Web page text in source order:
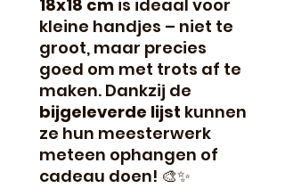
18x18 cm is ideaal voor
kleine handjes – niet te
groot, maar precies
goed om met trots af te
maken. Dankzij de
bijgeleverde lijst kunnen
ze hun meesterwerk
meteen ophangen of
cadeau doen! 🎨✨